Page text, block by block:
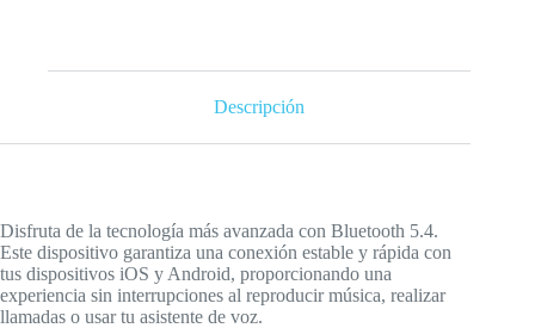
Descripción
Disfruta de la tecnología más avanzada con Bluetooth 5.4.
Este dispositivo garantiza una conexión estable y rápida con
tus dispositivos iOS y Android, proporcionando una
experiencia sin interrupciones al reproducir música, realizar
llamadas o usar tu asistente de voz.